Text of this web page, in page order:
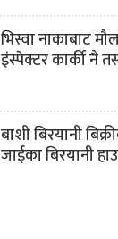
भिस्वा नाकाबाट
इंस्पेक्टर कार्की नै
बाशी बिरयानी
जाईका बिरयानी